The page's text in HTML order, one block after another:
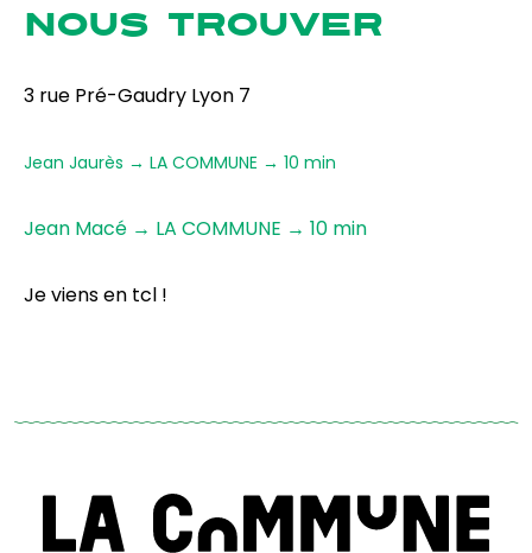
NOUS TROUVER
3 rue Pré-Gaudry Lyon 7
Jean Jaurès → LA COMMUNE → 10 min
Jean Macé → LA COMMUNE → 10 min
Je viens en tcl !